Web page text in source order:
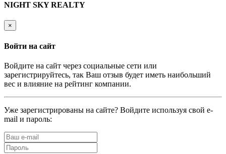
NIGHT SKY REALTY
×
Войти на сайт
Войдите на сайт через социальные сети или
зарегистрируйтесь, так Ваш отзыв будет иметь наибольший
вес и влияние на рейтинг компании.
Уже зарегистрированы на сайте? Войдите используя свой e-
mail и пароль: